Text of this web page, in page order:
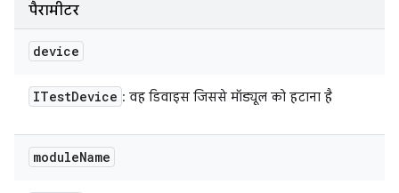
पैरामीटर
device
ITestDevice : वह डिवाइस जिससे मॉड्यूल को हटाना है
moduleName